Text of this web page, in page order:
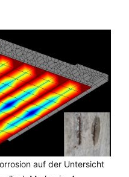
auf der Untersicht